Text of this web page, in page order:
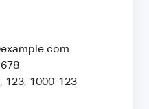
123, 1000-123